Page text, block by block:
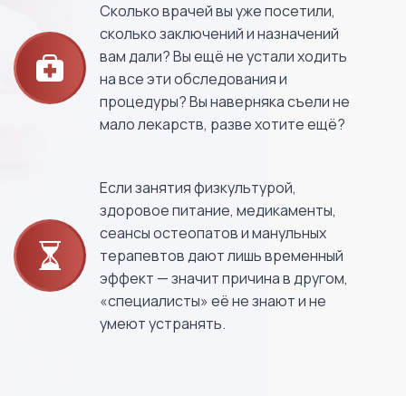
Сколько врачей вы уже посетили,
сколько заключений и назначений
вам дали? Вы ещё не устали ходить
на все эти обследования и
процедуры? Вы наверняка съели не
мало лекарств, разве хотите ещё?
Если занятия физкультурой,
здоровое питание, медикаменты,
сеансы остеопатов и манульных
терапевтов дают лишь временный
эффект — значит причина в другом,
«специалисты» её не знают и не
умеют устранять.